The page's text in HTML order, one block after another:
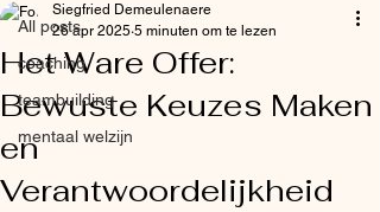
All posts
coaching
teambuilding
mentaal welzijn
Het Ware Offer:
Bewuste Keuzes Maken
en
Verantwoordelijkheid
Siegfried Demeulenaere
26 apr 2025 5 minuten om te lezen